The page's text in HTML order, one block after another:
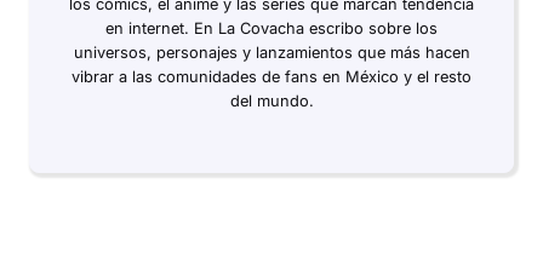
los cómics, el anime y las series que marcan tendencia
en internet. En La Covacha escribo sobre los
universos, personajes y lanzamientos que más hacen
vibrar a las comunidades de fans en México y el resto
del mundo.